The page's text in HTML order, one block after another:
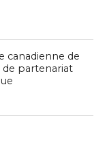
canadienne de
de partenariat